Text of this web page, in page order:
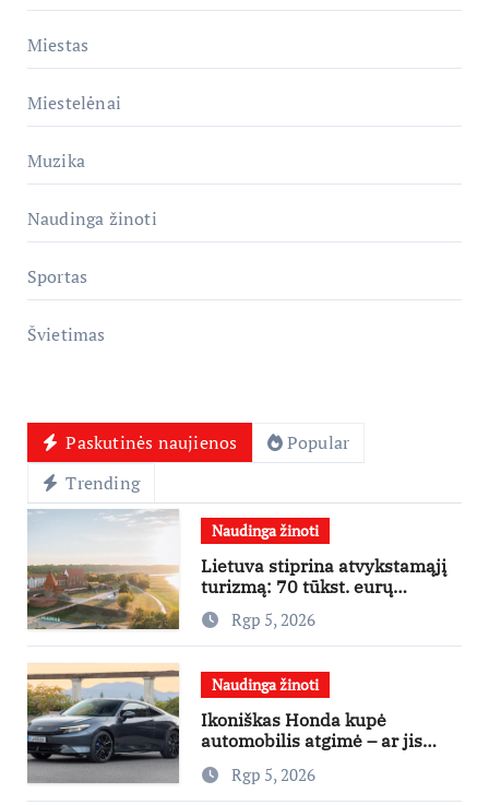
Miestas
Miestelėnai
Muzika
Naudinga žinoti
Sportas
Švietimas
Paskutinės naujienos
Popular
Trending
Naudinga žinoti
Lietuva stiprina atvykstamąjį
turizmą: 70 tūkst. eurų
investicijų užsienio turistams
pritraukti
Rgp 5, 2026
Naudinga žinoti
Ikoniškas Honda kupė
automobilis atgimė – ar jis
pateisins pirkėjų lūkesčius?
Rgp 5, 2026